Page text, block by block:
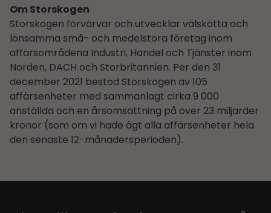
Om Storskogen
Storskogen förvärvar och utvecklar välskötta och
lönsamma små- och medelstora företag inom
affärsområdena Industri, Handel och Tjänster inom
Norden, DACH och Storbritannien. Per den 31
december 2021 bestod Storskogen av 105
affärsenheter med sammanlagt cirka 9 000
anställda och en årsomsättning på över 23 miljarder
kronor (som om vi hade ägt alla affärsenheter hela
den senaste 12-månadersperioden).